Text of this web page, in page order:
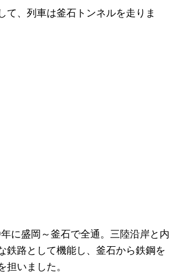
て、列車は釜石トンネルを走りま
に盛岡～釜石で全通。三陸沿岸と内
鉄路として機能し、釜石から鉄鋼を
担いました。